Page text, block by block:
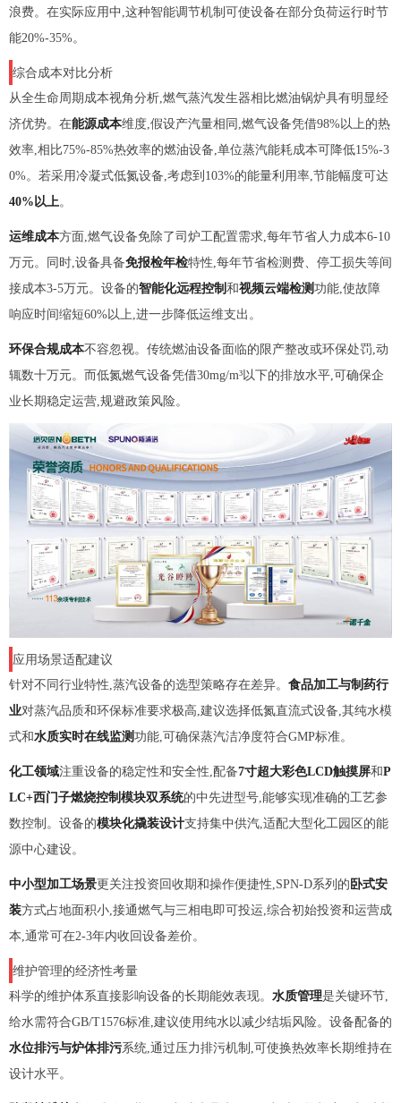
浪费。在实际应用中,这种智能调节机制可使设备在部分负荷运行时节
能20%-35%。
综合成本对比分析
从全生命周期成本视角分析,燃气蒸汽发生器相比燃油锅炉具有明显经
济优势。在能源成本维度,假设产汽量相同,燃气设备凭借98%以上的热
效率,相比75%-85%热效率的燃油设备,单位蒸汽能耗成本可降低15%-3
0%。若采用冷凝式低氮设备,考虑到103%的能量利用率,节能幅度可达
40%以上。
运维成本方面,燃气设备免除了司炉工配置需求,每年节省人力成本6-10
万元。同时,设备具备免报检年检特性,每年节省检测费、停工损失等间
接成本3-5万元。设备的智能化远程控制 和视频云端检测功能,使故障
响应时间缩短60%以上,进一步降低运维支出。
环保合规成本不容忽视。传统燃油设备面临的限产整改或环保处罚,动
辄数十万元。而低氮燃气设备凭借30mg/m³以下的排放水平,可确保企
业长期稳定运营,规避政策风险。
应用场景适配建议
针对不同行业特性,蒸汽设备的选型策略存在差异。 食品加工与制药行
业对蒸汽品质和环保标准要求极高,建议选择低氮直流式设备,其纯水模
式和水质实时在线监测功能,可确保蒸汽洁净度符合GMP标准。
化工领域注重设备的稳定性和安全性,配备7寸超大彩色LCD触摸屏和P
LC+西门子燃烧控制模块双系统的中先进型号,能够实现准确的工艺参
数控制。设备的模块化撬装设计支持集中供汽,适配大型化工园区的能
源中心建设。
中小型加工场景更关注投资回收期和操作便捷性,SPN-D系列的 卧式安
装方式占地面积小,接通燃气与三相电即可投运,综合初始投资和运营成
本,通常可在2-3年内收回设备差价。
维护管理的经济性考量
科学的维护体系直接影响设备的长期能效表现。 水质管理是关键环节,
给水需符合GB/T1576标准,建议使用纯水以减少结垢风险。设备配备的
水位排污与炉体排污系统,通过压力排污机制,可使换热效率长期维持在
设计水平。